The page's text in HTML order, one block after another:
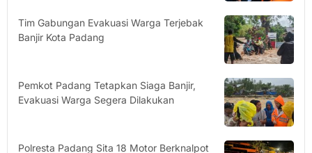
Tim Gabungan Evakuasi Warga Terjebak
Banjir Kota Padang
Pemkot Padang Tetapkan Siaga Banjir,
Evakuasi Warga Segera Dilakukan
Polresta Padang Sita 18 Motor Berknalpot